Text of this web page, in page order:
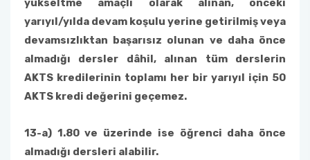
yükseltme amaçlı olarak alınan, önceki
yarıyıl/yılda devam koşulu yerine getirilmiş veya
devamsızlıktan başarısız olunan ve daha önce
almadığı dersler dâhil, alınan tüm derslerin
AKTS kredilerinin toplamı her bir yarıyıl için 50
AKTS kredi değerini geçemez.
13-a) 1.80 ve üzerinde ise öğrenci daha önce
almadığı dersleri alabilir.